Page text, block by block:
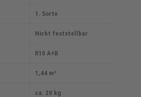
1. Sorte
Nicht feststellbar
R10 A+B
1,44 m²
ca. 20 kg